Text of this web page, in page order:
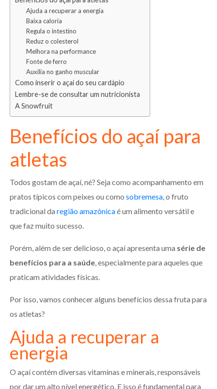
Ajuda a recuperar a energia
Baixa caloria
Regula o intestino
Reduz o colesterol
Melhora na performance
Fonte de ferro
Auxilia no ganho muscular
Como inserir o açaí do seu cardápio
Lembre-se de consultar um nutricionista
A Snowfruit
Benefícios do açaí para
atletas
Todos gostam de açaí, né? Seja como acompanhamento em
pratos típicos com peixes ou como sobremesa, o fruto
tradicional da região amazônicaé um alimento versátil e
que faz muito sucesso.
Porém, além de ser delicioso, o açaí apresenta uma série de
benefícios para a saúde, especialmente para aqueles que
praticam atividades físicas.
Por isso, vamos conhecer alguns benefícios dessa fruta para
os atletas?
Ajuda a recuperar a
energia
O açaí contém diversas vitaminas e minerais, responsáveis
por dar um alto nível energético. E isso é fundamental para